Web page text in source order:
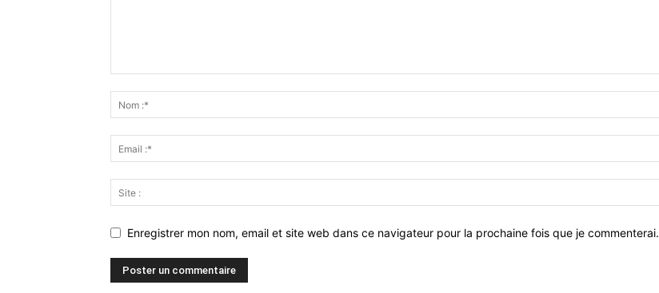
Enregistrer mon nom, email et site web dans ce navigateur pour la prochaine fois que je commenterai.